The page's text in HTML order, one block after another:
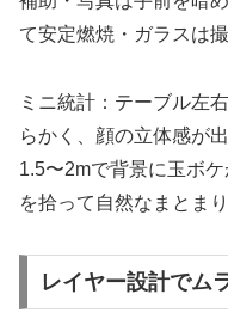
て安定燃焼・ガラスは
ミニ統計：テーブル左
らかく、顔の立体感が
1.5〜2mで背景に玉ボ
を拾って自然なまとま
レイヤー設計でム